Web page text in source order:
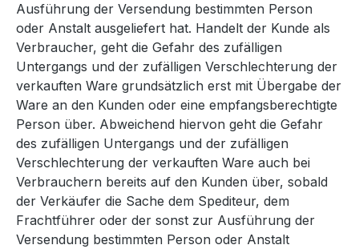
Ausführung der Versendung bestimmten Person
oder Anstalt ausgeliefert hat. Handelt der Kunde als
Verbraucher, geht die Gefahr des zufälligen
Untergangs und der zufälligen Verschlechterung der
verkauften Ware grundsätzlich erst mit Übergabe der
Ware an den Kunden oder eine empfangsberechtigte
Person über. Abweichend hiervon geht die Gefahr
des zufälligen Untergangs und der zufälligen
Verschlechterung der verkauften Ware auch bei
Verbrauchern bereits auf den Kunden über, sobald
der Verkäufer die Sache dem Spediteur, dem
Frachtführer oder der sonst zur Ausführung der
Versendung bestimmten Person oder Anstalt